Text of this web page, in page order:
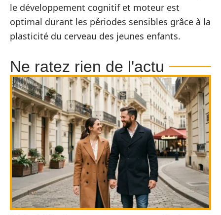
le développement cognitif et moteur est
optimal durant les périodes sensibles grâce à la
plasticité du cerveau des jeunes enfants.
Ne ratez rien de l'actu